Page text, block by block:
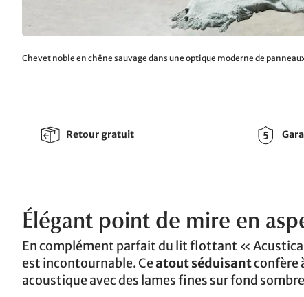
Chevet noble en chêne sauvage dans une optique moderne de
Retour gratuit
Élégant point de mire en
En complément parfait du lit flottant «
est incontournable. Ceatout séduisantconfère
acoustique avec des lames fines sur fond